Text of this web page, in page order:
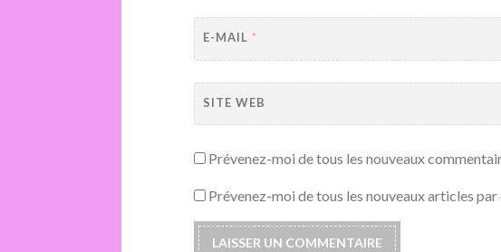
E-MAIL *
SITE WEB
Prévenez-moi de tous les nouveaux
Prévenez-moi de tous les nouveaux articles par